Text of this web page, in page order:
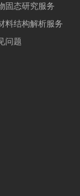
固态研究服务
料结构解析服务
问题